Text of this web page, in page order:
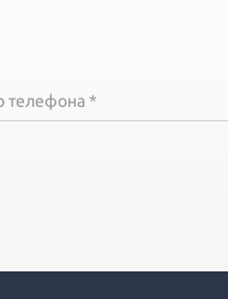
телефона *